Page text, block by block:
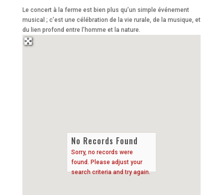
Le concert à la ferme est bien plus qu’un simple événement
musical ; c’est une célébration de la vie rurale, de la musique, et
du lien profond entre l’homme et la nature.
No Records Found
Sorry, no records were
found. Please adjust your
search criteria and try again.